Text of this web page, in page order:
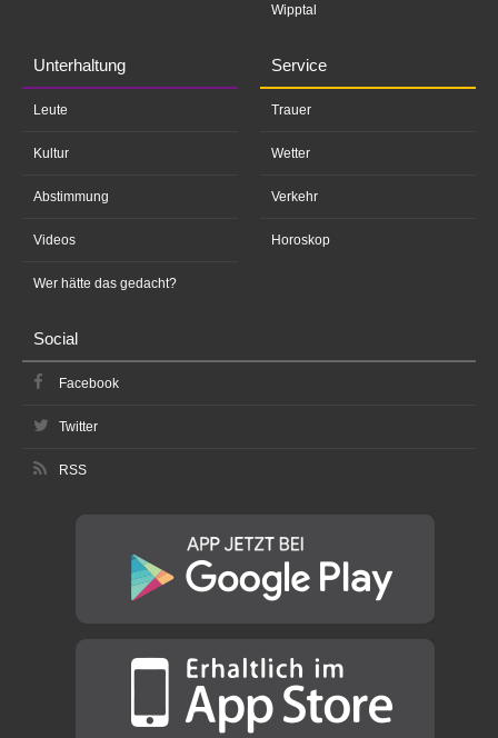
Wipptal
Unterhaltung
Leute
Kultur
Abstimmung
Videos
Wer hätte das gedacht?
Service
Trauer
Wetter
Verkehr
Horoskop
Social
Facebook
Twitter
RSS